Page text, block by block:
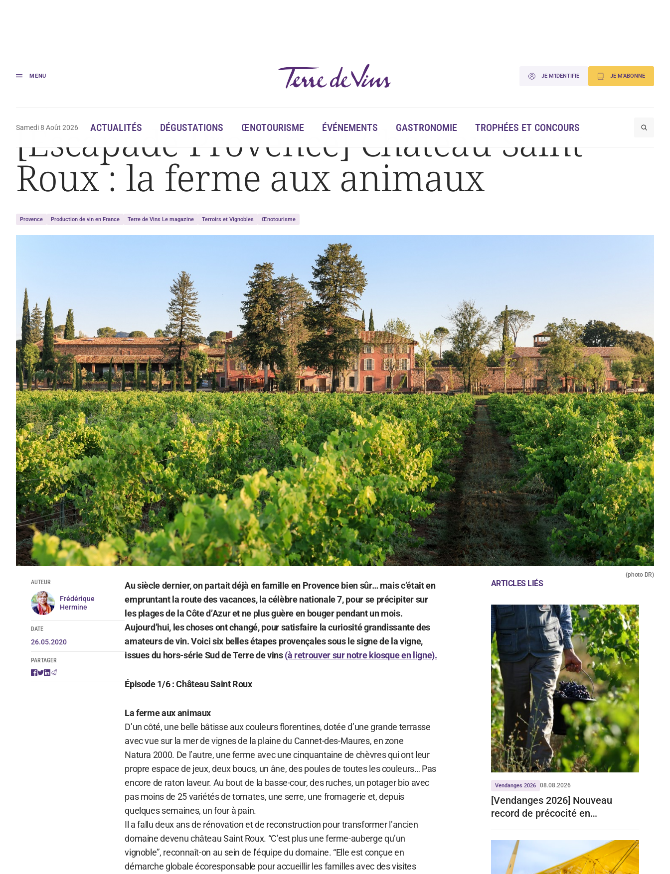
MENU JE M'IDENTIFIE JE M'ABONNE
Samedi 8 Août 2026 ACTUALITÉS DÉGUSTATIONS ŒNOTOURISME ÉVÉNEMENTS GASTRONOMIE TROPHÉES ET CONCOURS
Accueil [Escapade Provence] Château Saint Roux : la ferme aux animaux
[Escapade Provence] Château Saint
Roux : la ferme aux animaux
Provence Production de vin en France Terre de Vins Le magazine Terroirs et Vignobles Œnotourisme
(photo DR)
AUTEUR
Frédérique
Hermine
DATE
26.05.2020
PARTAGER
Au siècle dernier, on partait déjà en famille en Provence bien sûr… mais c’était en
empruntant la route des vacances, la célèbre nationale 7, pour se précipiter sur
les plages de la Côte d’Azur et ne plus guère en bouger pendant un mois.
Aujourd’hui, les choses ont changé, pour satisfaire la curiosité grandissante des
amateurs de vin. Voici six belles étapes provençales sous le signe de la vigne,
issues du hors-série Sud de Terre de vins(à retrouver sur notre kiosque en ligne).
Épisode 1/6 : Château Saint Roux
La ferme aux animaux
D’un côté, une belle bâtisse aux couleurs florentines, dotée d’une grande terrasse
avec vue sur la mer de vignes de la plaine du Cannet-des-Maures, en zone
Natura 2000. De l’autre, une ferme avec une cinquantaine de chèvres qui ont leur
propre espace de jeux, deux boucs, un âne, des poules de toutes les couleurs… Pas
encore de raton laveur. Au bout de la basse-cour, des ruches, un potager bio avec
pas moins de 25 variétés de tomates, une serre, une fromagerie et, depuis
quelques semaines, un four à pain.
Il a fallu deux ans de rénovation et de reconstruction pour transformer l’ancien
domaine devenu château Saint Roux. “C’est plus une ferme-auberge qu’un
vignoble”, reconnaît-on au sein de l’équipe du domaine. “Elle est conçue en
démarche globale écoresponsable pour accueillir les familles avec des visites
ARTICLES LIÉS
Vendanges 2026 08.08.2026
[Vendanges 2026] Nouveau
record de précocité en